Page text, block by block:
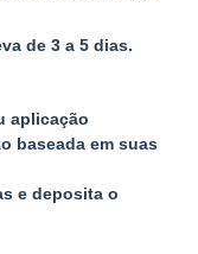
de 3 a 5 dias.
aplicação
baseada em suas
e deposita o